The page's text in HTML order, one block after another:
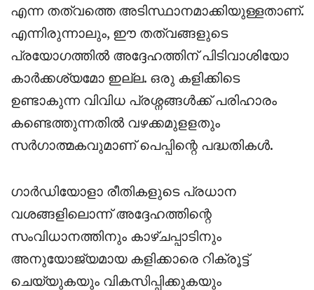
എന്ന തത്വത്തെ അടിസ്ഥാനമാക്കിയുള്ളതാണ്.
എന്നിരുന്നാലും, ഈ തത്വങ്ങളുടെ
പ്രയോഗത്തിൽ അദ്ദേഹത്തിന് പിടിവാശിയോ
കാർക്കശ്യമോ ഇല്ല. ഒരു കളിക്കിടെ
ഉണ്ടാകുന്ന വിവിധ പ്രശ്നങ്ങൾക്ക് പരിഹാരം
കണ്ടെത്തുന്നതിൽ വഴക്കമുളളതും
സർഗാത്മകവുമാണ് പെപ്പിന്റെ പദ്ധതികൾ.
ഗാർഡിയോളാ രീതികളുടെ പ്രധാന
വശങ്ങളിലൊന്ന് അദ്ദേഹത്തിന്റെ
സംവിധാനത്തിനും കാഴ്ചപ്പാടിനും
അനുയോജ്യമായ കളിക്കാരെ റിക്രൂട്ട്
ചെയ്യുകയും വികസിപ്പിക്കുകയും